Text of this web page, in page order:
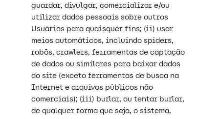
guardar, divulgar, comercializar e/ou
utilizar dados pessoais sobre outros
Usuários para quaisquer fins; (ii) usar
meios automáticos, incluindo spiders,
robôs, crawlers, ferramentas de captação
de dados ou similares para baixar dados
do site (exceto ferramentas de busca na
Internet e arquivos públicos não
comerciais); (iii) burlar, ou tentar burlar,
de qualquer forma que seja, o sistema,